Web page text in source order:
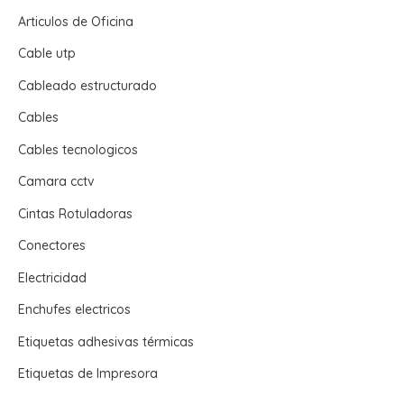
Articulos de Oficina
Cable utp
Cableado estructurado
Cables
Cables tecnologicos
Camara cctv
Cintas Rotuladoras
Conectores
Electricidad
Enchufes electricos
Etiquetas adhesivas térmicas
Etiquetas de Impresora